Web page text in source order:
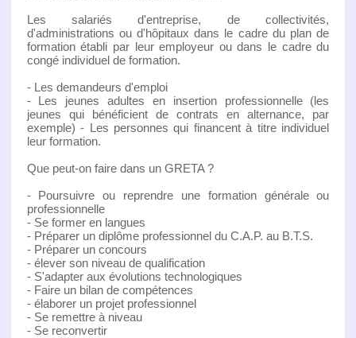
Les salariés d'entreprise, de collectivités,
d'administrations ou d'hôpitaux dans le cadre du plan de
formation établi par leur employeur ou dans le cadre du
congé individuel de formation.
- Les demandeurs d'emploi
- Les jeunes adultes en insertion professionnelle (les
jeunes qui bénéficient de contrats en alternance, par
exemple) - Les personnes qui financent à titre individuel
leur formation.
Que peut-on faire dans un GRETA ?
- Poursuivre ou reprendre une formation générale ou
professionnelle
- Se former en langues
- Préparer un diplôme professionnel du C.A.P. au B.T.S.
- Préparer un concours
- élever son niveau de qualification
- S'adapter aux évolutions technologiques
- Faire un bilan de compétences
- élaborer un projet professionnel
- Se remettre à niveau
- Se reconvertir